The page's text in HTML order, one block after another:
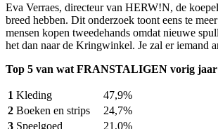
Eva Verraes, directeur van HERW!N, de
breed hebben. Dit onderzoek toont eens te
mensen kopen tweedehands omdat nieuwe
het dan naar de Kringwinkel. Je zal er iemand
Top 5 van wat FRANSTALIGEN vorig jaar
1 Kleding
47,9%
2 Boeken en strips
24,7%
3 Speelgoed
21,0%